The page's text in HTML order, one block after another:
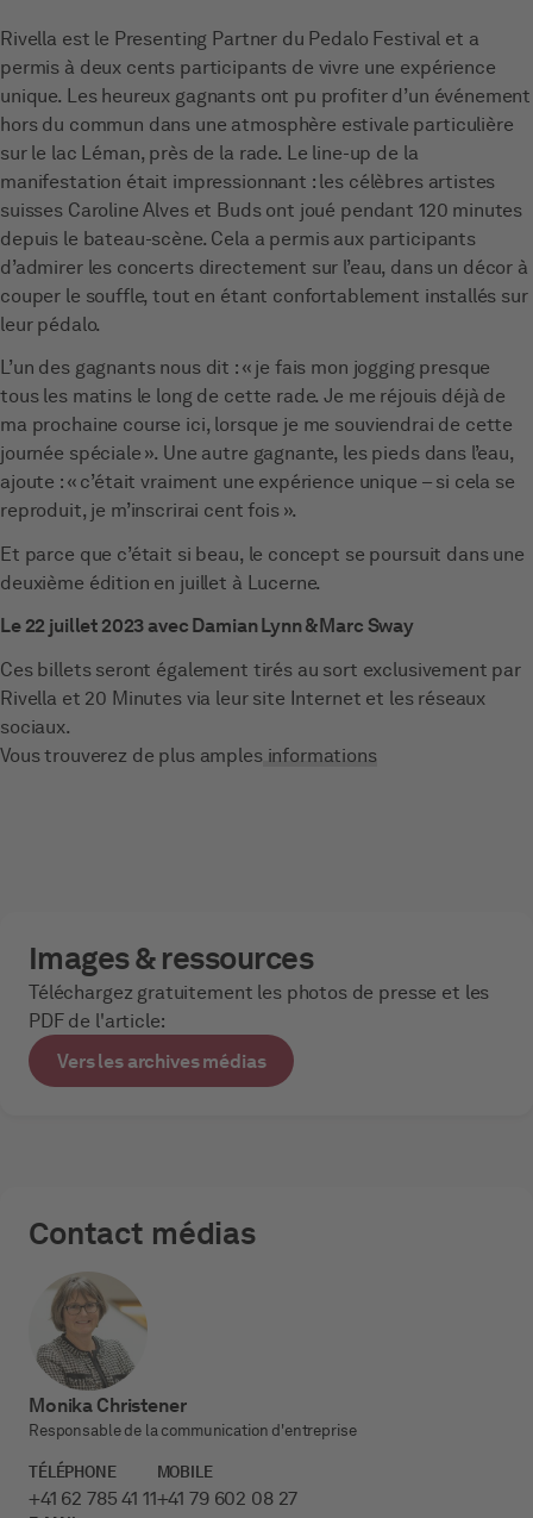
Rivella est le Presenting Partner du Pedalo Festival et a
permis à deux cents participants de vivre une expérience
unique. Les heureux gagnants ont pu profiter d’un événement
hors du commun dans une atmosphère estivale particulière
sur le lac Léman, près de la rade. Le line-up de la
manifestation était impressionnant : les célèbres artistes
suisses Caroline Alves et Buds ont joué pendant 120 minutes
depuis le bateau-scène. Cela a permis aux participants
d’admirer les concerts directement sur l’eau, dans un décor à
couper le souffle, tout en étant confortablement installés sur
leur pédalo.
L’un des gagnants nous dit : « je fais mon jogging presque
tous les matins le long de cette rade. Je me réjouis déjà de
ma prochaine course ici, lorsque je me souviendrai de cette
journée spéciale ». Une autre gagnante, les pieds dans l’eau,
ajoute : « c’était vraiment une expérience unique – si cela se
reproduit, je m’inscrirai cent fois ».
Et parce que c’était si beau, le concept se poursuit dans une
deuxième édition en juillet à Lucerne.
Le 22 juillet 2023 avec Damian Lynn & Marc Sway
Ces billets seront également tirés au sort exclusivement par
Rivella et 20 Minutes via leur site Internet et les réseaux
sociaux.
Vous trouverez de plus amplesinformations
Images & ressources
Téléchargez gratuitement les photos de presse et les
PDF de l'article:
Vers les archives médias
Contact médias
Monika Christener
Responsable de la communication d'entreprise
TÉLÉPHONE
+41 62 785 41 11
MOBILE
+41 79 602 08 27